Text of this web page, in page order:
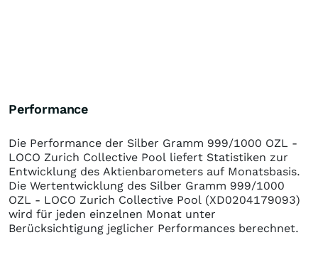
Performance
Die Performance der Silber Gramm 999/1000 OZL -
LOCO Zurich Collective Pool liefert Statistiken zur
Entwicklung des Aktienbarometers auf Monatsbasis.
Die Wertentwicklung des Silber Gramm 999/1000
OZL - LOCO Zurich Collective Pool (XD0204179093)
wird für jeden einzelnen Monat unter
Berücksichtigung jeglicher Performances berechnet.